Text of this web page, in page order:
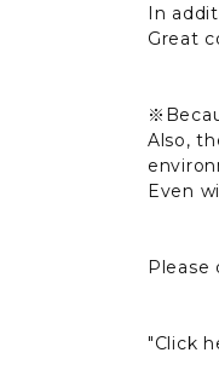
In
Great
Also,
Even
Please
"Click